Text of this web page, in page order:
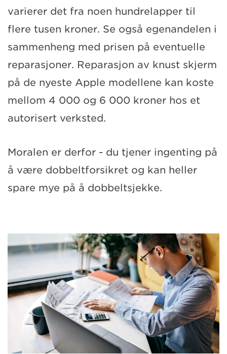
varierer det fra noen hundrelapper til
flere tusen kroner. Se også egenandelen i
sammenheng med prisen på eventuelle
reparasjoner. Reparasjon av knust skjerm
på de nyeste Apple modellene kan koste
mellom 4 000 og 6 000 kroner hos et
autorisert verksted.
Moralen er derfor - du tjener ingenting på
å være dobbeltforsikret og kan heller
spare mye på å dobbeltsjekke.